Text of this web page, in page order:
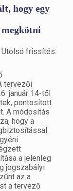
hogy egy
Utolsó frissítés:
tervezői
január 14-től
pontosított
A módosítás
hogy a
a jelenleg
jogszabályi
az a
a tervező